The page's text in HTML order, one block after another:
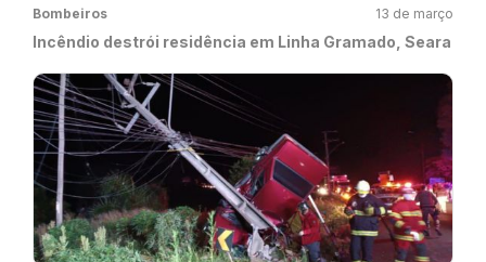
Bombeiros 13 de março
Incêndio destrói residência em Linha Gramado, Seara